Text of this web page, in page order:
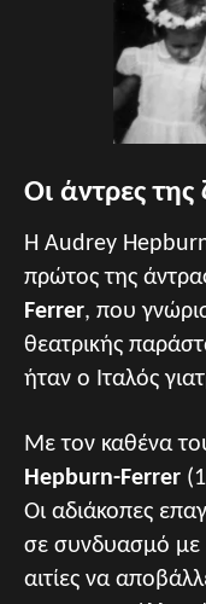
Οι άντρες της
Η Audrey
πρώτος της
Ferrer, που
θεατρικής
ήταν ο Ιταλός
Με τον καθένα
Hepburn-Ferrer
Οι αδιάκοπες
σε συνδυασμό με
αιτίες να